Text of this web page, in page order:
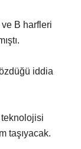
B harfleri
iddia
taşıyacak.